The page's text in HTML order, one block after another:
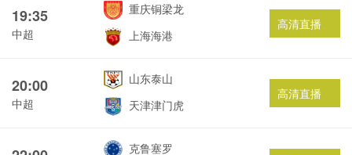
19:35
中超
重庆铜梁龙
上海海港
高清直播
20:00
中超
山东泰山
天津津门虎
高清直播
克鲁塞罗